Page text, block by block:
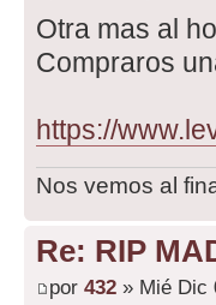
Otra mas al
Compraros
https://
Nos vemos al
Re: RIP
por 432 » Mié Dic